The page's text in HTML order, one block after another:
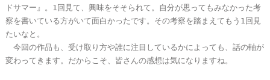
ドサマー』。1回見て、興味をそそられて。自分が思ってもみなかった考
察を書いている方がいて面白かったです。その考察を踏まえてもう1回見
たいなと。
今回の作品も、受け取り方や誰に注目しているかによっても、話の軸が
変わってきます。だからこそ、皆さんの感想は気になりますね。